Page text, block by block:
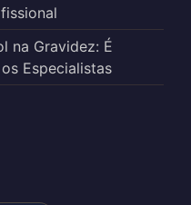
na Gravidez: É
Especialistas